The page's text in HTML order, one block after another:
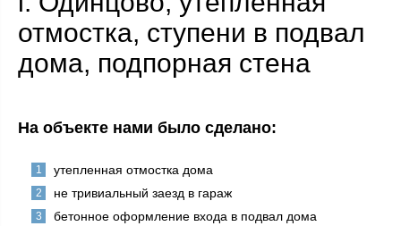
отмостка, ступени в подвал
дома, подпорная стена
На объекте нами было сделано:
утепленная отмостка дома
не тривиальный заезд в гараж
бетонное оформление входа в подвал дома